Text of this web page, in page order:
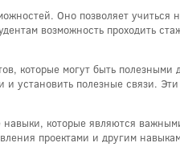
Оно позволяет учиться
возможность проходить
которые могут быть
установить полезные связи.
которые являются
проектами и другим